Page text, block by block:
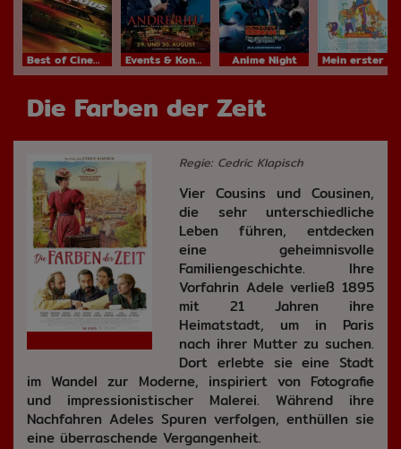
Best of Cinema Events & Konzerte Anime Night
Die Farben der Zeit
Regie: Cedric Klapisch
Vier Cousins und Cousinen,
die sehr unterschiedliche
Leben führen, entdecken
eine geheimnisvolle
Familiengeschichte. Ihre
Vorfahrin Adele verließ 1895
mit 21 Jahren ihre
Heimatstadt, um in Paris
nach ihrer Mutter zu suchen.
Dort erlebte sie eine Stadt
im Wandel zur Moderne, inspiriert von Fotografie
und impressionistischer Malerei. Während ihre
Nachfahren Adeles Spuren verfolgen, enthüllen sie
eine überraschende Vergangenheit.